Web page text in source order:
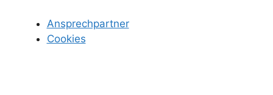
Ansprechpartner
Cookies